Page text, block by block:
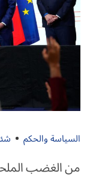
السياسة والحكم
من الغضب